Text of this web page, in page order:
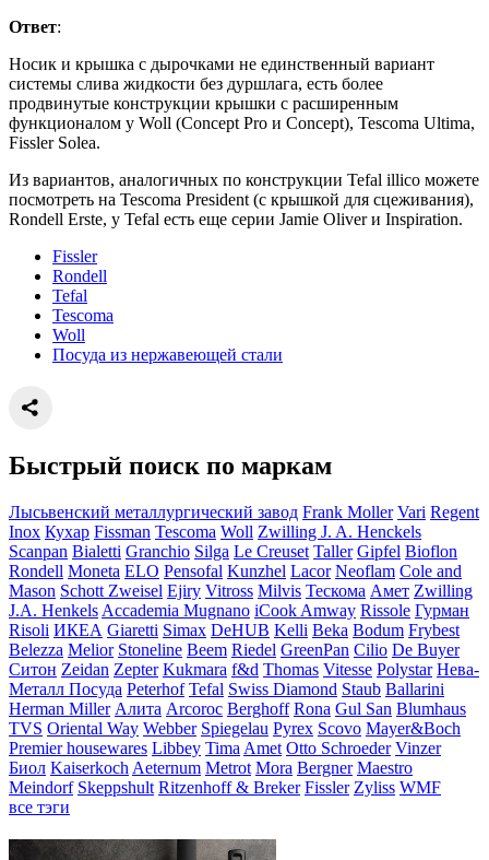
Ответ:
Носик и крышка с дырочками не единственный вариант
системы слива жидкости без дуршлага, есть более
продвинутые конструкции крышки с расширенным
функционалом у Woll (Concept Pro и Concept), Tescoma Ultima,
Fissler Solea.
Из вариантов, аналогичных по конструкции Tefal illico можете
посмотреть на Tescoma President (c крышкой для сцеживания),
Rondell Erste, у Tefal есть еще серии Jamie Oliver и Inspiration.
Fissler
Rondell
Tefal
Tescoma
Woll
Посуда из нержавеющей стали
Быстрый поиск по маркам
Лысьвенский металлургический завод Frank Moller Vari Regent
Inox Кухар Fissman Tescoma Woll Zwilling J. A. Henckels
Scanpan Bialetti Granchio Silga Le Creuset Taller Gipfel Bioflon
Rondell Moneta ELO Pensofal Kunzhel Lacor Neoflam Cole and
Mason Schott Zweisel Ejiry Vitross Milvis Тескома Амет Zwilling
J.A. Henkels Accademia Mugnano iCook Amway Rissole Гурман
Risoli ИКЕА Giaretti Simax DeHUB Kelli Beka Bodum Frybest
Belezza Melior Stoneline Beem Riedel GreenPan Cilio De Buyer
Ситон Zeidan Zepter Kukmara f&d Thomas Vitesse Polystar Нева-
Металл Посуда Peterhof Tefal Swiss Diamond Staub Ballarini
Herman Miller Алита Arcoroc Berghoff Rona Gul San Blumhaus
TVS Oriental Way Webber Spiegelau Pyrex Scovo Mayer&Boch
Premier housewares Libbey Tima Amet Otto Schroeder Vinzer
Биол Kaiserkoch Aeternum Metrot Mora Bergner Maestro
Meindorf Skeppshult Ritzenhoff & Breker Fissler Zyliss WMF
все тэги